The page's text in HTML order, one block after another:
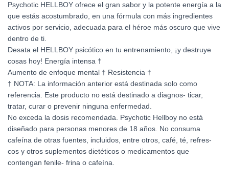
Psychotic HELLBOY ofrece el gran sabor y la potente energía a la
que estás acostumbrado, en una fórmula con más ingredientes
activos por servicio, adecuada para el héroe más oscuro que vive
dentro de ti.
Desata el HELLBOY psicótico en tu entrenamiento, ¡y destruye
cosas hoy! Energía intensa †
Aumento de enfoque mental † Resistencia †
† NOTA: La información anterior está destinada solo como
referencia. Este producto no está destinado a diagnos- ticar,
tratar, curar o prevenir ninguna enfermedad.
No exceda la dosis recomendada. Psychotic Hellboy no está
diseñado para personas menores de 18 años. No consuma
cafeína de otras fuentes, incluidos, entre otros, café, té, refres-
cos y otros suplementos dietéticos o medicamentos que
contengan fenile- frina o cafeína.